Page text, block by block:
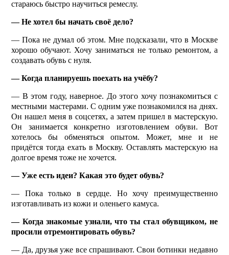
стараюсь быстро научиться ремеслу.
— Не хотел бы начать своё дело?
— Пока не думал об этом. Мне подсказали, что в Москве
хорошо обучают. Хочу заниматься не только ремонтом, а
создавать обувь с нуля.
— Когда планируешь поехать на учёбу?
— В этом году, наверное. До этого хочу познакомиться с
местными мастерами. С одним уже познакомился на днях.
Он нашел меня в соцсетях, а затем пришел в мастерскую.
Он занимается конкретно изготовлением обуви. Вот
хотелось бы обменяться опытом. Может, мне и не
придётся тогда ехать в Москву. Оставлять мастерскую на
долгое время тоже не хочется.
— Уже есть идеи? Какая это будет обувь?
— Пока только в сердце. Но хочу преимущественно
изготавливать из кожи и оленьего камуса.
— Когда знакомые узнали, что ты стал обувщиком, не
просили отремонтировать обувь?
— Да, друзья уже все спрашивают. Свои ботинки недавно